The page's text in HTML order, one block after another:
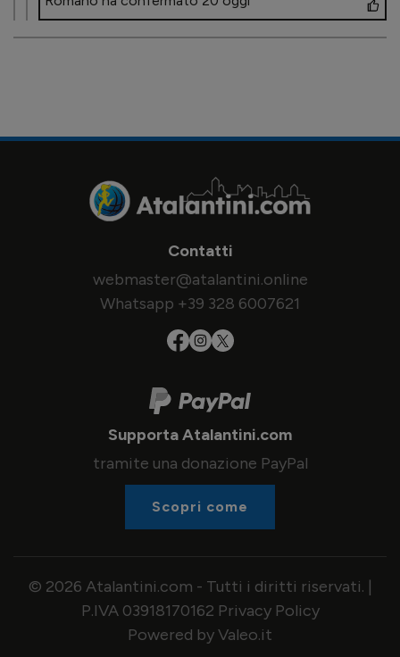
Contatti
webmaster@atalantini.online
Whatsapp +39 328 6007621
Supporta Atalantini.com
tramite una donazione PayPal
Scopri come
© 2026 Atalantini.com - Tutti i diritti riservati. |
P.IVA 03918170162 Privacy Policy
Powered by Valeo.it